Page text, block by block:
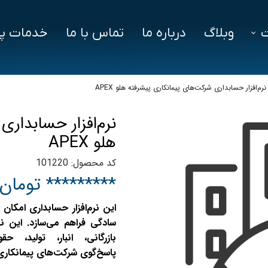
ویژن
وبلاگ درباره ما تماس با ما
خدمات
نرم‌افزار حسابداری شرکت‌های پیمانکاری پیشرفته هلو APEX
نرم‌افزار
هلو APEX
کد محصول: 101220
********* تومان
این نرم‌افزار حسابداری
سادگی فراهم ‌می‌سازد‌‌. این
بازرگانی، انبار،
پاسخ‌گوی شرکت‌های